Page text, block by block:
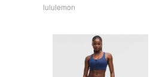
lululemon